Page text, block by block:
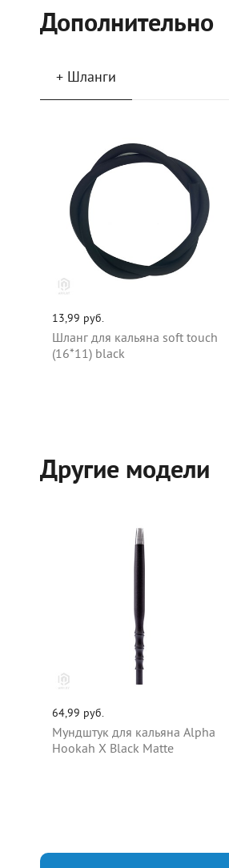
Дополнительно
+ Шланги
13,99 руб.
Шланг для кальяна soft touch
(16*11) black
Другие модели
64,99 руб.
Мундштук для кальяна Alpha
Hookah X Black Matte